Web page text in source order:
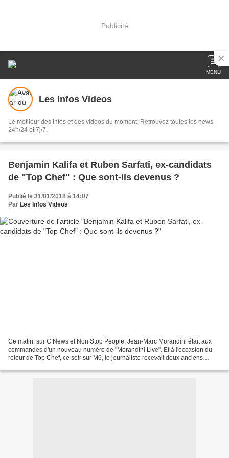
Publicité
MENU
Les Infos Videos
Le meilleur des Infos et des videos du moment. Retrouvez toutes les news
24h/24 et 7j/7.
Benjamin Kalifa et Ruben Sarfati, ex-candidats
de "Top Chef" : Que sont-ils devenus ?
Publié le 31/01/2018 à 14:07
Par Les Infos Videos
Ce matin, sur C News et Non Stop People, Jean-Marc Morandini était aux
commandes d'un nouveau numéro de "Morandini Live". Et à l'occasion du
retour de Top Chef, ce soir sur M6, le journaliste recevait deux anciens